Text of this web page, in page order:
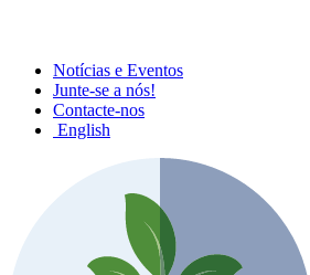
Notícias e Eventos
Junte-se a nós!
Contacte-nos
English